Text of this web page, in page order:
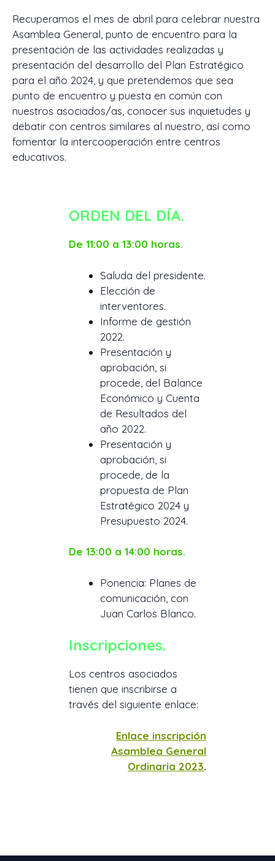
Recuperamos el mes de abril para celebrar nuestra
Asamblea General, punto de encuentro para la
presentación de las actividades realizadas y
presentación del desarrollo del Plan Estratégico
para el año 2024, y que pretendemos que sea
punto de encuentro y puesta en común con
nuestros asociados/as, conocer sus inquietudes y
debatir con centros similares al nuestro, así como
fomentar la intercooperación entre centros
educativos.
ORDEN DEL DÍA.
De 11:00 a 13:00 horas.
Saluda del presidente.
Elección de
interventores.
Informe de gestión
2022.
Presentación y
aprobación, si
procede, del Balance
Económico y Cuenta
de Resultados del
año 2022.
Presentación y
aprobación, si
procede, de la
propuesta de Plan
Estratégico 2024 y
Presupuesto 2024.
De 13:00 a 14:00 horas.
Ponencia: Planes de
comunicación, con
Juan Carlos Blanco.
Inscripciones.
Los centros asociados
tienen que inscribirse a
través del siguiente enlace:
Enlace inscripción
Asamblea General
Ordinaria 2023.